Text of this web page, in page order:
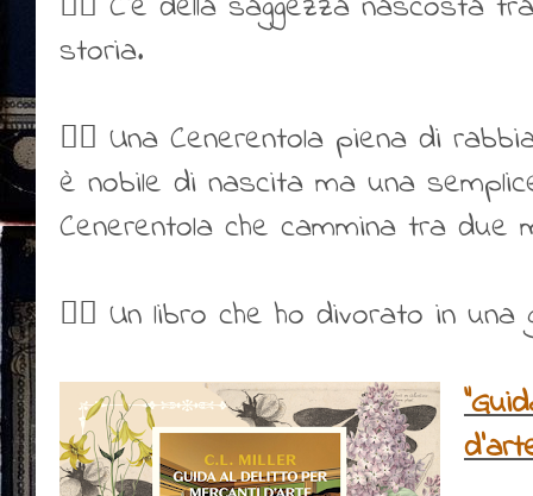
storia.
👍🏻 Una Cenerentola piena di
è nobile di nascita ma una
Cenerentola che cammina tra due
👍🏻 Un libro che ho divorato in una